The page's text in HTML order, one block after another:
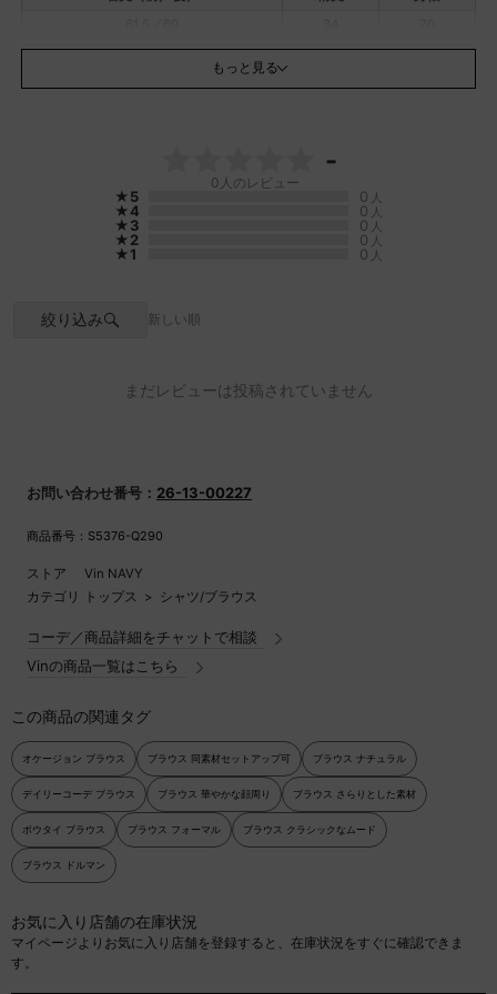
※クリーニングネットを使用し、単独洗いをしてください。
※アイロン掛けはあて布使用
アイボリー若干あり
※インナーのカラー等をお気をつけ下さい
ポケット
なし
もっと見る
-
0 人のレビュー
★5 0 人
★4 0 人
★3 0 人
★2 0 人
★1 0 人
絞り込み 新しい順
まだレビューは投稿されていません
お問い合わせ番号： 26-13-00227
商品番号：S5376-Q290
ストア
Vin NAVY
カテゴリ
トップス > シャツ/ブラウス
コーデ／商品詳細をチャットで相談
Vinの商品一覧はこちら
この商品の関連タグ
オケージョン ブラウス ブラウス 同素材セットアップ可 ブラウス ナチュラル
デイリーコーデ ブラウス ブラウス 華やかな顔周り ブラウス さらりとした素材
ボウタイ ブラウス ブラウス フォーマル ブラウス クラシックなムード
ブラウス ドルマン
お気に入り店舗の在庫状況
マイページよりお気に入り店舗を登録すると、在庫状況をすぐに確認できま
す。